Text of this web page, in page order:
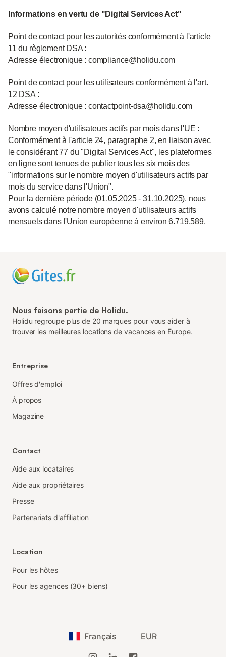
Informations en vertu de "Digital Services Act"
Point de contact pour les autorités conformément à l'article
11 du règlement DSA :
Adresse électronique : compliance@holidu.com
Point de contact pour les utilisateurs conformément à l'art.
12 DSA :
Adresse électronique : contactpoint-dsa@holidu.com
Nombre moyen d'utilisateurs actifs par mois dans l'UE :
Conformément à l'article 24, paragraphe 2, en liaison avec
le considérant 77 du "Digital Services Act", les plateformes
en ligne sont tenues de publier tous les six mois des
"informations sur le nombre moyen d'utilisateurs actifs par
mois du service dans l'Union".
Pour la dernière période (01.05.2025 - 31.10.2025), nous
avons calculé notre nombre moyen d'utilisateurs actifs
mensuels dans l'Union européenne à environ 6.719.589.
Nous faisons partie de Holidu.
Holidu regroupe plus de 20 marques pour vous aider à
trouver les meilleures locations de vacances en Europe.
Entreprise
Offres d'emploi
À propos
Magazine
Contact
Aide aux locataires
Aide aux propriétaires
Presse
Partenariats d'affiliation
Location
Pour les hôtes
Pour les agences (30+ biens)
Français EUR